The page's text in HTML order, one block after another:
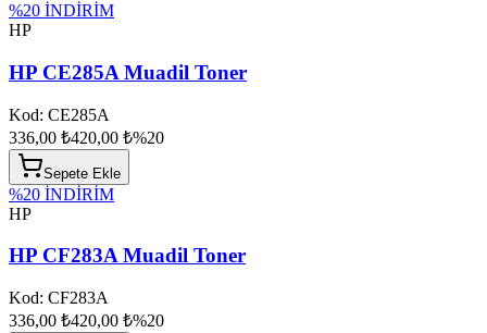
%20 İNDİRİM
HP
HP CE285A Muadil Toner
Kod: CE285A
336,00 ₺420,00 ₺%20
Sepete Ekle
%20 İNDİRİM
HP
HP CF283A Muadil Toner
Kod: CF283A
336,00 ₺420,00 ₺%20